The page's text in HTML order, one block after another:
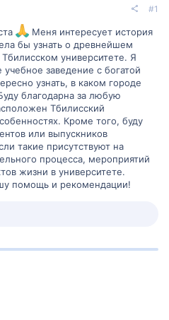
#1
Меня интересует история
бы узнать о древнейшем
университете. Я
заведение с богатой
узнать, в каком городе
благодарна за любую
Тбилисский
Кроме того, буду
или выпускников
такие присутствуют на
процесса, мероприятий
жизни в университете.
помощь и рекомендации!